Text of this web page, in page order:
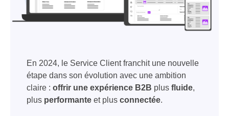
En 2024, le Service Client franchit une nouvelle
étape dans son évolution avec une ambition
claire : offrir une expérience B2B plus fluide,
plus performante et plus connectée.